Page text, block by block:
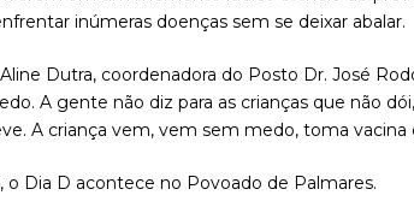
inúmeras doenças sem se deixar abalar.
Dutra, coordenadora do Posto Dr. José
A gente não diz para as crianças que não
A criança vem, vem sem medo, toma
o Dia D acontece no Povoado de Palmares.